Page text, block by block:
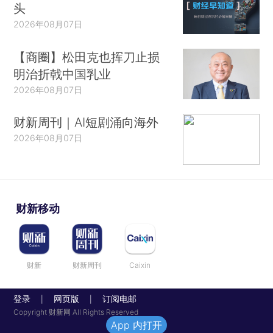
头
2026年08月07日
【商圈】松田克也挥刀止损
明治折戟中国乳业
2026年08月07日
财新周刊｜AI短剧涌向海外
2026年08月07日
财新移动
财新 财新周刊 Caixin
登录 网页版 订阅电邮
Copyright 财新网 All Rights Reserved
App 内打开